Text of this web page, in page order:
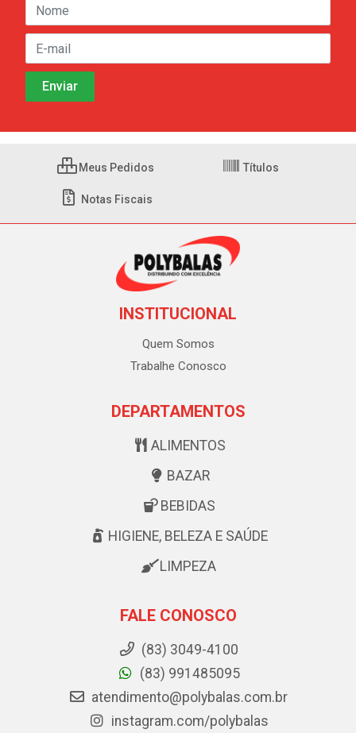
Meus Pedidos Títulos
Notas Fiscais
INSTITUCIONAL
Quem Somos
Trabalhe Conosco
DEPARTAMENTOS
ALIMENTOS
BAZAR
BEBIDAS
HIGIENE, BELEZA E SAÚDE
LIMPEZA
FALE CONOSCO
(83) 3049-4100
(83) 991485095
atendimento@polybalas.com.br
instagram.com/polybalas